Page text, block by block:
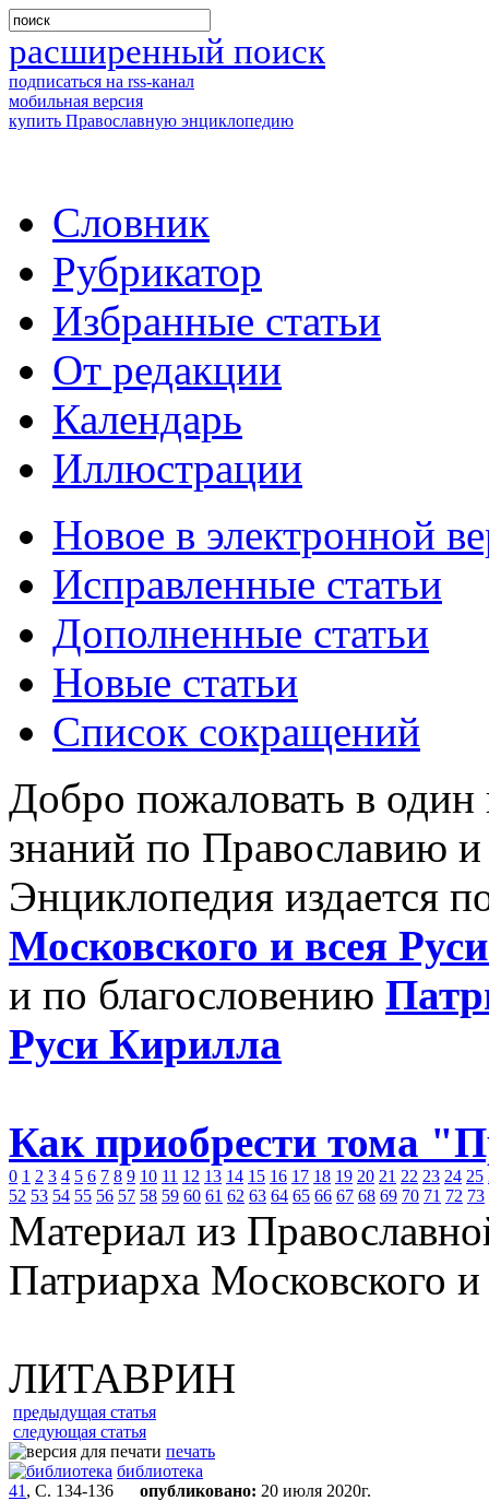
расширенный поиск
подписаться на rss-канал
мобильная версия
купить Православную энциклопедию
Словник
Рубрикатор
Избранные статьи
От редакции
Календарь
Иллюстрации
Новое в электронной
Исправленные статьи
Дополненные статьи
Новые статьи
Список сокращений
Добро пожаловать в
знаний по Православию
Энциклопедия издается
Московского и всея
и по благословению
Руси Кирилла
Как приобрести тома
0 1 2 3 4 5 6 7 8 9 10 11 12 13 14 15 16 17 18 19 20 21 22 23 24 25
52 53 54 55 56 57 58 59 60 61 62 63 64 65 66 67 68 69 70 71 72 73
Материал из
Патриарха Московского
ЛИТАВРИН
предыдущая статья
следующая статья
печать
библиотека
41 , С. 134-136 опубликовано: 20 июля 2020г.